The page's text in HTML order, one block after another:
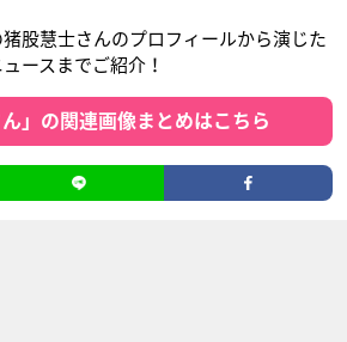
股慧士さんのプロフィールから演じた
ースまでご紹介！
ん」の関連画像まとめはこちら